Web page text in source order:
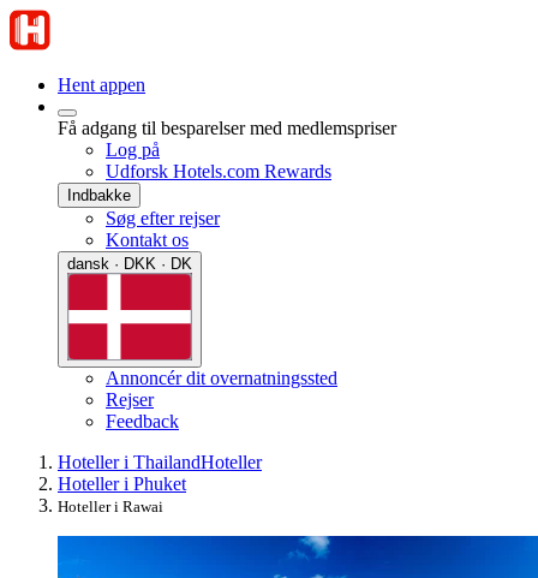
Hent appen
Få adgang til besparelser med medlemspriser
Log på
Udforsk Hotels.com Rewards
Indbakke
Søg efter rejser
Kontakt os
dansk · DKK · DK
Annoncér dit overnatningssted
Rejser
Feedback
Hoteller i ThailandHoteller
Hoteller i Phuket
Hoteller i Rawai